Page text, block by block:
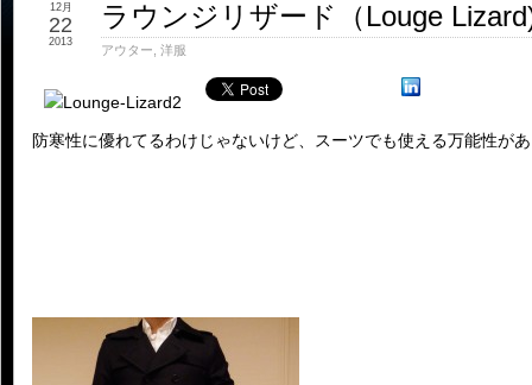
ラウンジリザード（Louge
アウター 洋服
12月
22
2013
防寒性に優れてるわけじゃないけど、スーツでも使える万能性が